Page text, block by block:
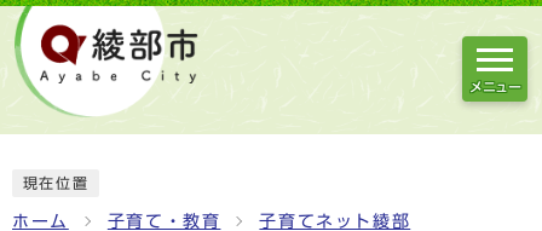
メニュー
現在位置
ホーム 子育て・教育 子育てネット綾部